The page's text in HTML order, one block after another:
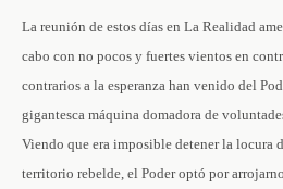
La reunión de estos días en La Realidad
cabo con no pocos y fuertes vientos en
contrarios a la esperanza han venido del
gigantesca máquina domadora de
Viendo que era imposible detener la locura
territorio rebelde, el Poder optó por